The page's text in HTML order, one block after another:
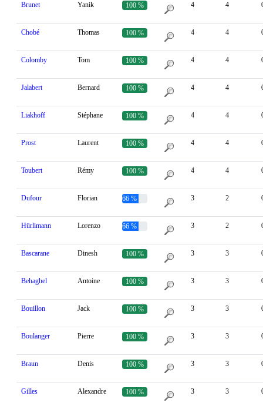
Brunet Yanik 100 % 4 4
Chobé Thomas 100 % 4 4
Colomby Tom 100 % 4 4
Jalabert Bernard 100 % 4 4
Liakhoff Stéphane 100 % 4 4
Prost Laurent 100 % 4 4
Toubert Rémy 100 % 4 4
Dufour Florian 66 % 3 2
Hürlimann Lorenzo 66 % 3 2
Bascarane Dinesh 100 % 3 3
Behaghel Antoine 100 % 3 3
Bouillon Jack 100 % 3 3
Boulanger Pierre 100 % 3 3
Braun Denis 100 % 3 3
Gilles Alexandre 100 % 3 3